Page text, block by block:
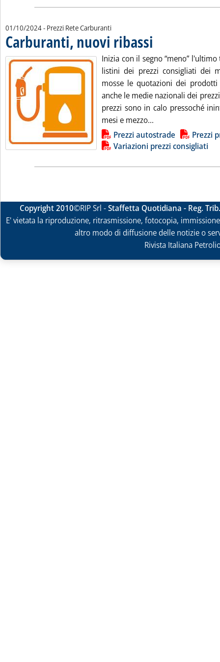
01/10/2024- Prezzi Rete Carburanti
Carburanti, nuovi ribassi
Inizia con il segno “meno”
listini dei prezzi consigliati dei
mosse le quotazioni dei
anche le medie nazionali dei
prezzi sono in calo pressoché
mesi e mezzo...
Lista allegati PDF alla notiziaPrezzi autostrade
Prezzi
Variazioni prezzi consigliati
Copyright 2010©RIP Srl -Staffetta Quotidiana - Reg.
E' vietata la riproduzione, ritrasmissione, fotocopia,
altro modo di diffusione delle notizie o
Rivista Italiana